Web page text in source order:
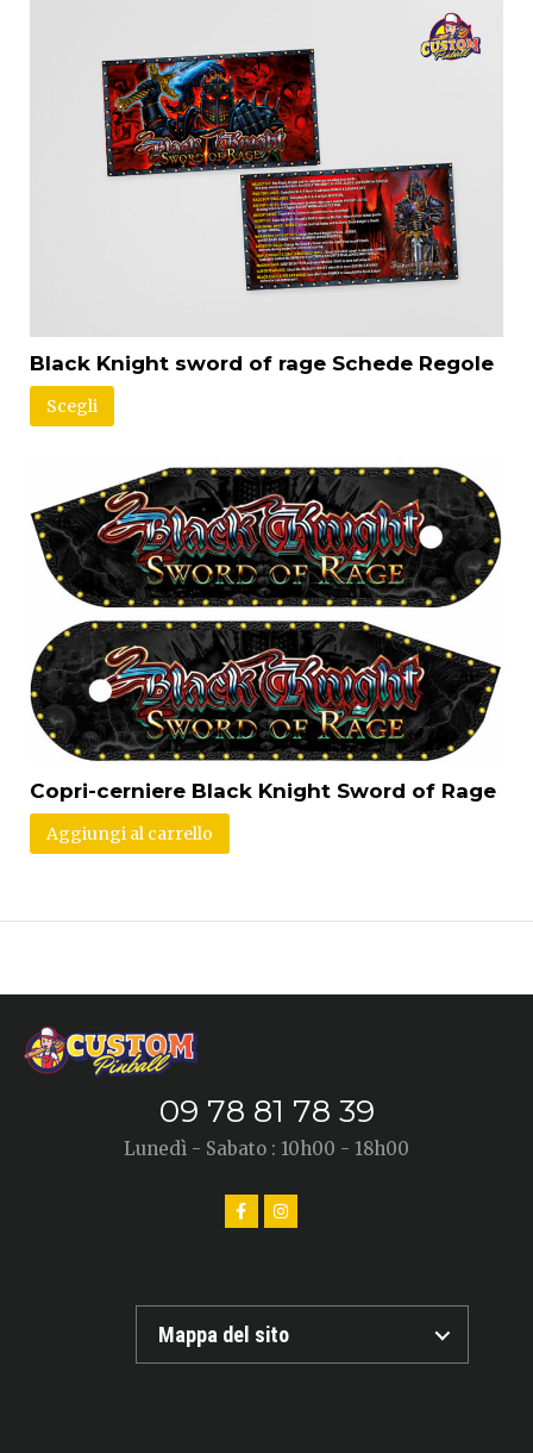
Black Knight sword of rage Schede Regole
Scegli
Copri-cerniere Black Knight Sword of Rage
Aggiungi al carrello
09 78 81 78 39
Lunedì - Sabato : 10h00 - 18h00
Mappa del sito